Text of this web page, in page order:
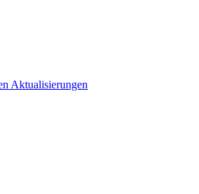
Aktualisierungen